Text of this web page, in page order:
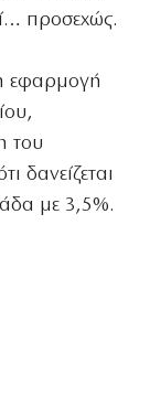
προσεχώς.
εφαρμογή
του
δανείζεται
με 3,5%.